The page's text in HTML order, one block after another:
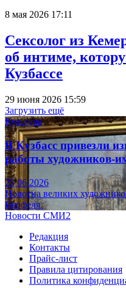
8 мая 2026 17:11
Сексолог из
об интиме,
Кузбассе
29 июня 2026 15:59
Загрузить ещё
Культура
В Кузбасс привезли
работы художников-
23.06.2026
Полотна великих
Верфеля.
Новости СМИ2
Редакция
Контакты
Прайс-лист
Правила цитирования
Политика